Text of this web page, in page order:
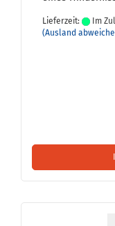
Lieferzeit:
Im
(Ausland